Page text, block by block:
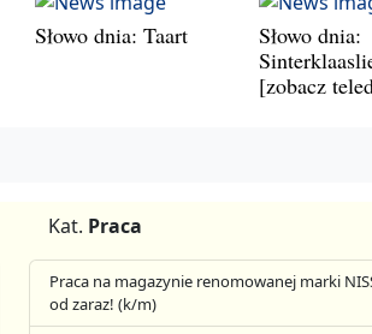
Słowo dnia: Taart
Słowo dnia:
[zobacz
Kat. Praca
Praca na magazynie renomowanej marki
od zaraz! (k/m)